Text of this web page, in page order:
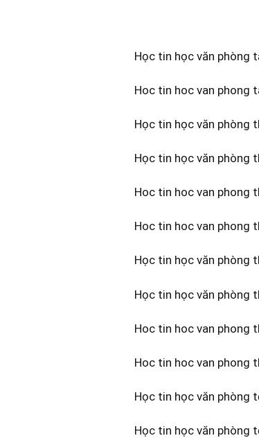
Học tin học văn phòng
Hoc tin hoc van phong
Học tin học văn phòng
Học tin học văn phòng
Hoc tin hoc van phong
Hoc tin hoc van phong
Học tin học văn phòng
Học tin học văn phòng
Hoc tin hoc van phong
Hoc tin hoc van phong
Học tin học văn phòng
Học tin học văn phòng